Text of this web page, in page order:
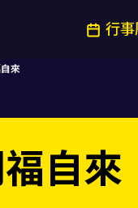
行事
來
自來